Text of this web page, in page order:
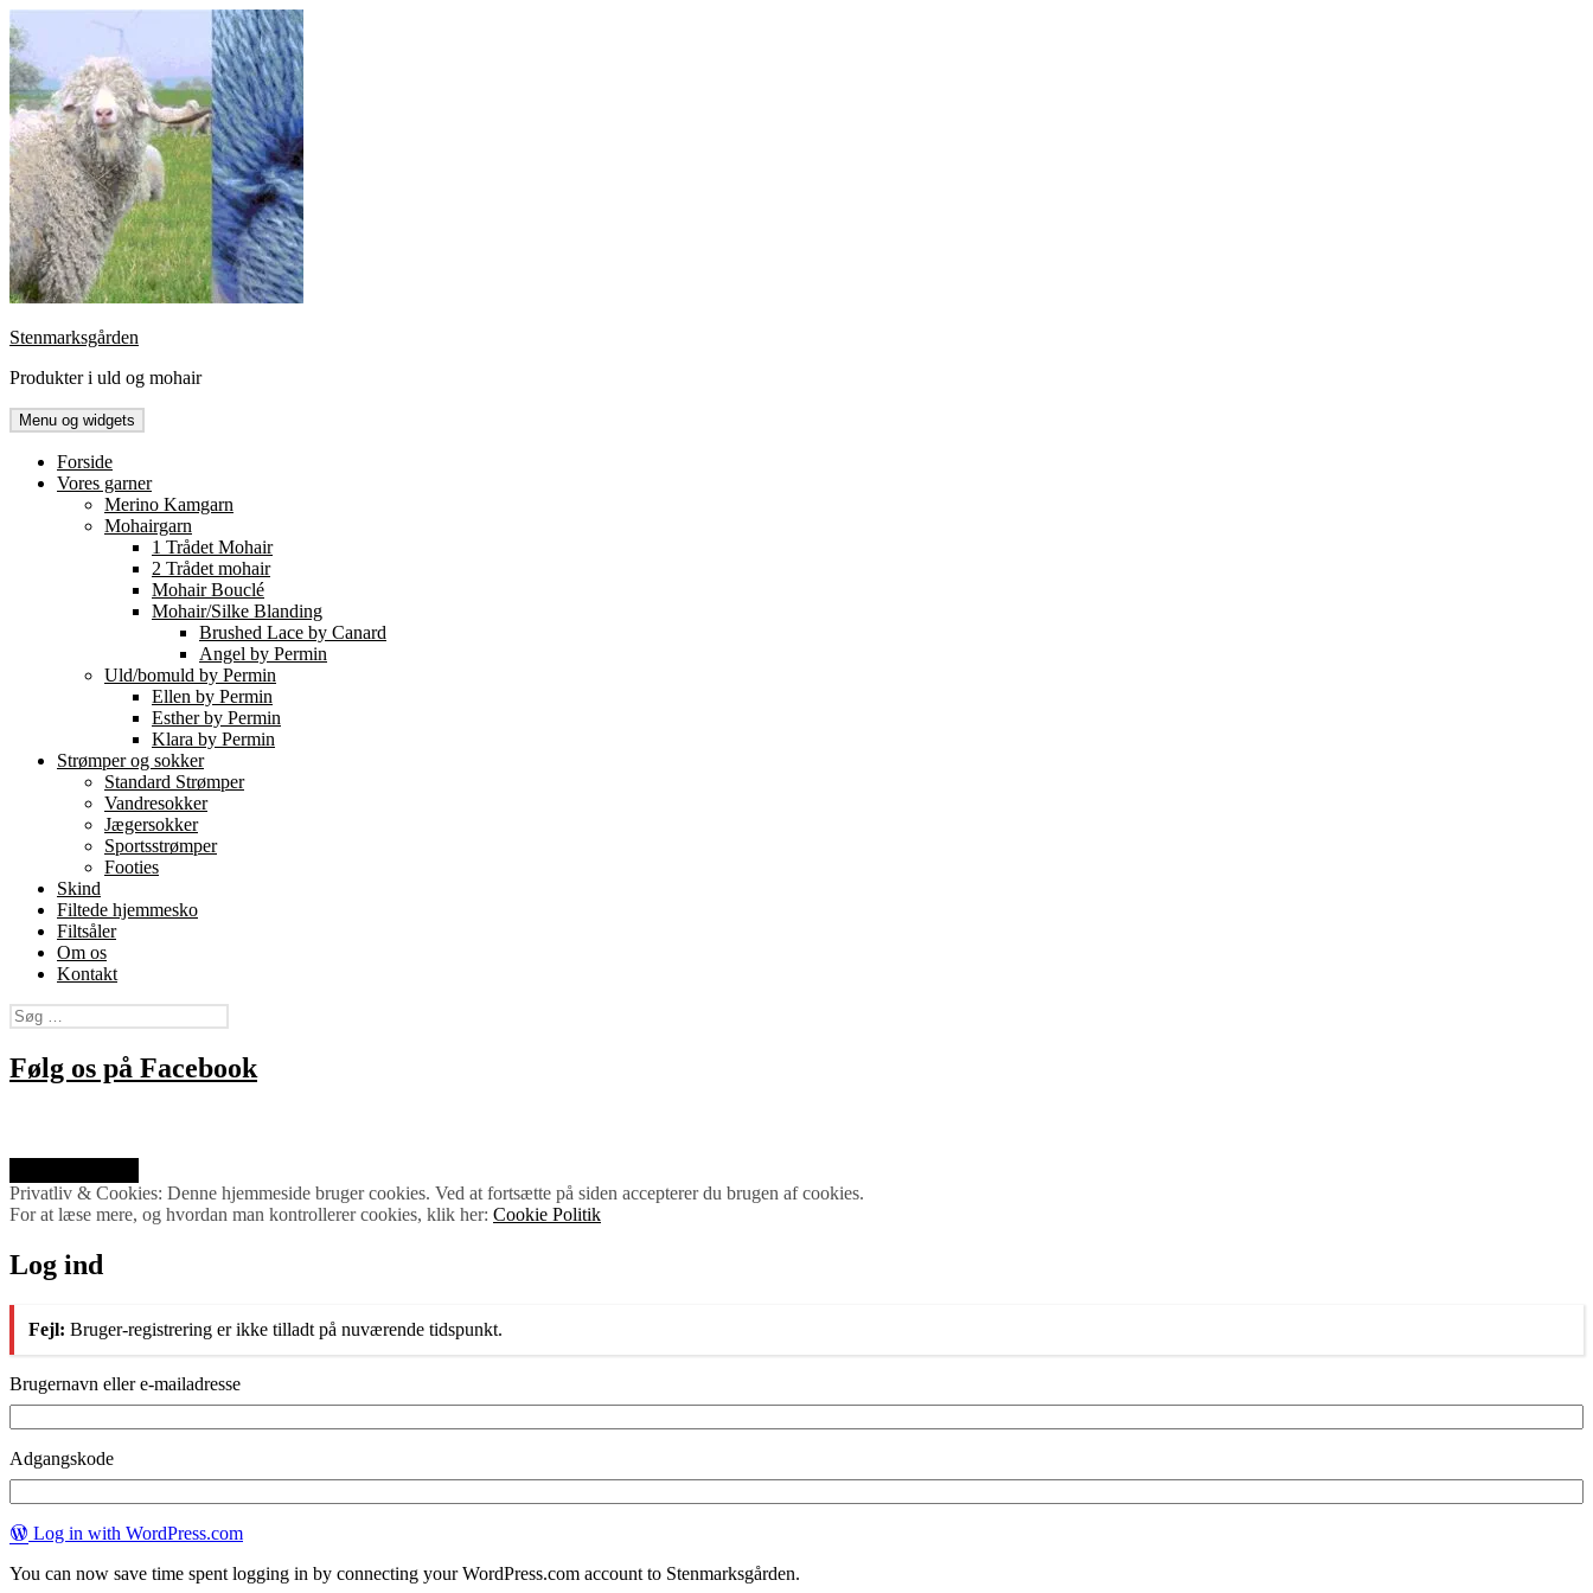
til
indhold
Stenmarksgården
Produkter i uld og mohair
Menu og widgets
Forside
Vores garner
Merino Kamgarn
Mohairgarn
1 Trådet Mohair
2 Trådet mohair
Mohair Bouclé
Mohair/Silke Blanding
Brushed Lace by Canard
Angel by Permin
Uld/bomuld by Permin
Ellen by Permin
Esther by Permin
Klara by Permin
Strømper og sokker
Standard Strømper
Vandresokker
Jægersokker
Sportsstrømper
Footies
Skind
Filtede hjemmesko
Filtsåler
Om os
Kontakt
Søg
efter:
Følg os på Facebook
Privatliv & Cookies: Denne hjemmeside bruger cookies. Ved at fortsætte på siden accepterer du brugen af cookies.
For at læse mere, og hvordan man kontrollerer cookies, klik her: Cookie Politik
Log ind
Fejl: Bruger-registrering er ikke tilladt på nuværende tidspunkt.
Brugernavn eller e-mailadresse
Adgangskode
Log in with WordPress.com
You can now save time spent logging in by connecting your WordPress.com account to Stenmarksgården.